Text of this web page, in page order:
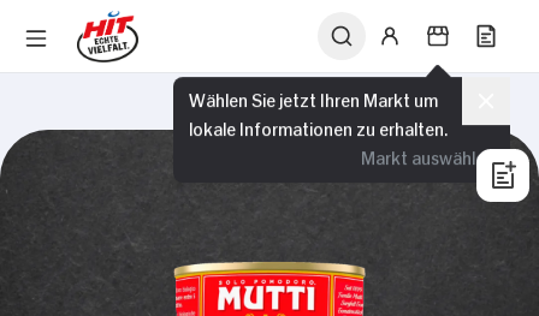
Wählen Sie jetzt Ihren Markt um
lokale Informationen zu erhalten.
Markt auswählen